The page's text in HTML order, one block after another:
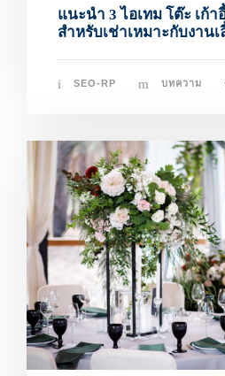
แนะนำ 3 ไอเทม โต๊ะ เก้
สำหรับเช่าเหมาะกับงาน
SEO-RP บทความ